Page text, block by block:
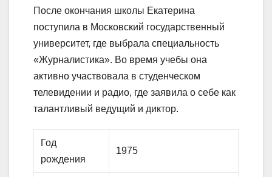
После окончания школы Екатерина
поступила в Московский государственный
университет, где выбрала специальность
«Журналистика». Во время учебы она
активно участвовала в студенческом
телевидении и радио, где заявила о себе как
талантливый ведущий и диктор.
Год
рождения
1975